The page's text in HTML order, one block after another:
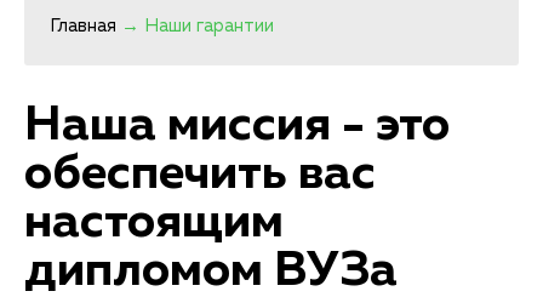
Главная → Наши гарантии
Наша миссия - это
обеспечить вас
настоящим
дипломом ВУЗа